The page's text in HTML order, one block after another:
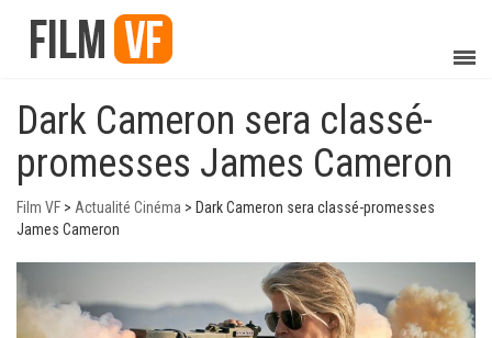
Dark Cameron sera classé-
promesses James Cameron
Film VF > Actualité Cinéma > Dark Cameron sera classé-promesses
James Cameron